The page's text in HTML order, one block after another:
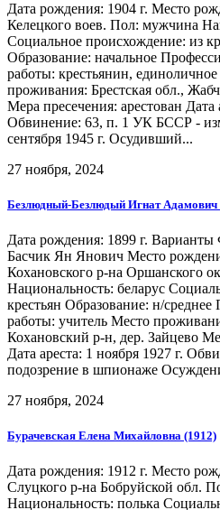
Дата рождения: 1904 г. Место
Келецкого воев. Пол: мужчина
Социальное происхождение: из
Образование: начальное
работы: крестьянин,
проживания: Брестская обл.,
Мера пресечения: арестован Дата
Обвинение: 63, п. 1 УК БССР -
сентября 1945 г. Осудивший...
27 ноября, 2024
Безлюдный-Безлюдый Игнат Адамович
Дата рождения: 1899 г.
Басчик Ян Янович Место
Кохановского р-на Оршанского
Национальность: беларус
крестьян Образование: н/среднее
работы: учитель Место
Кохановский р-н, дер. Зайцево
Дата ареста: 1 ноября 1927 г.
подозрение в шпионаже
27 ноября, 2024
Бурачевская Елена Михайловна (1912)
Дата рождения: 1912 г. Место
Слуцкого р-на Бобруйской обл.
Национальность: полька